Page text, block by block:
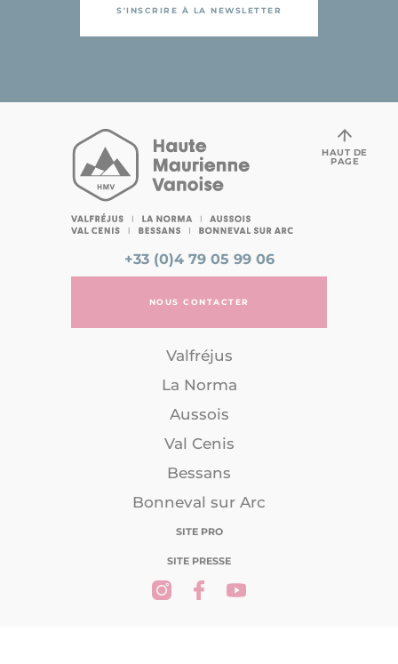
S'INSCRIRE À LA NEWSLETTER
+33 (0)4 79 05 99 06
NOUS CONTACTER
Valfréjus
La Norma
Aussois
Val Cenis
Bessans
Bonneval sur Arc
SITE PRO
SITE PRESSE
HAUT DE
PAGE